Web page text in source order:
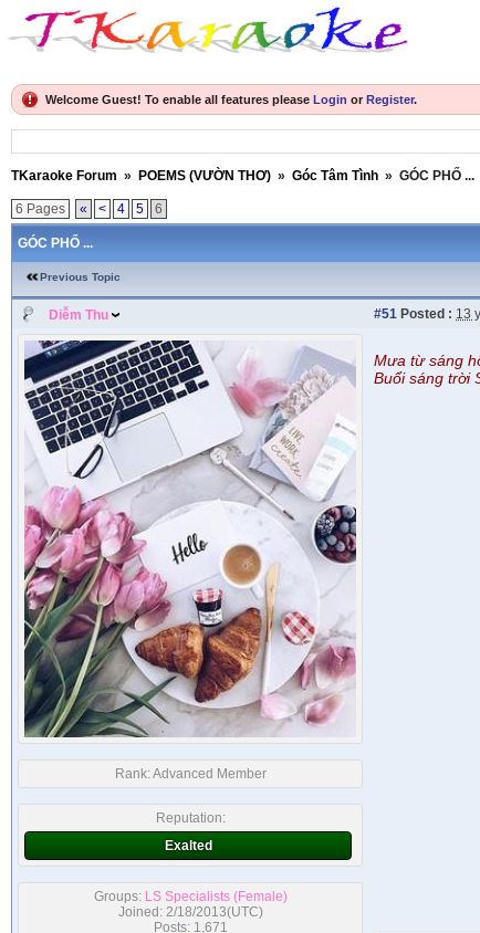
Welcome Guest! To enable all features please Login or Register.
TKaraoke Forum » POEMS (VƯỜN THƠ) » Góc Tâm Tình » GÓC PHỐ ...
6 Pages « < 4 5 6
GÓC PHỐ ...
Previous Topic
Diễm Thu #51 Posted : 13
Rank:Advanced Member
Reputation:
Exalted
Groups: LS Specialists (Female)
Joined: 2/18/2013(UTC)
Posts: 1,671
Mưa từ sáng
Buổi sáng trời